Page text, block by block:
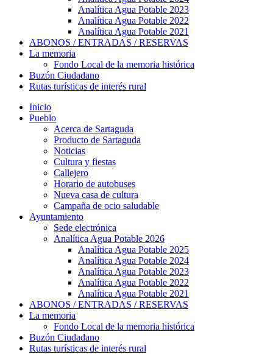
Analítica Agua Potable 2023
Analítica Agua Potable 2022
Analítica Agua Potable 2021
ABONOS / ENTRADAS / RESERVAS
La memoria
Fondo Local de la memoria histórica
Buzón Ciudadano
Rutas turísticas de interés rural
Inicio
Pueblo
Acerca de Sartaguda
Producto de Sartaguda
Noticias
Cultura y fiestas
Callejero
Horario de autobuses
Nueva casa de cultura
Campaña de ocio saludable
Ayuntamiento
Sede electrónica
Analítica Agua Potable 2026
Analítica Agua Potable 2025
Analítica Agua Potable 2024
Analítica Agua Potable 2023
Analítica Agua Potable 2022
Analítica Agua Potable 2021
ABONOS / ENTRADAS / RESERVAS
La memoria
Fondo Local de la memoria histórica
Buzón Ciudadano
Rutas turísticas de interés rural